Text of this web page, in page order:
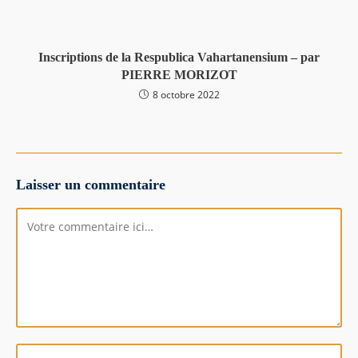
Inscriptions de la Respublica Vahartanensium – par
PIERRE MORIZOT
8 octobre 2022
Laisser un commentaire
Comment
Enter